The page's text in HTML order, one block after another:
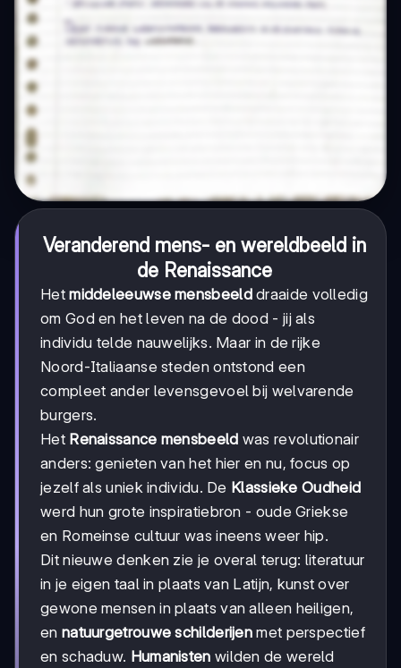
Veranderend mens- en wereldbeeld in
de Renaissance
Hetmiddeleeuwse mensbeelddraaide volledig
om God en het leven na de dood - jij als
individu telde nauwelijks. Maar in de rijke
Noord-Italiaanse steden ontstond een
compleet ander levensgevoel bij welvarende
burgers.
Het Renaissance mensbeeld was revolutionair
anders: genieten van het hier en nu, focus op
jezelf als uniek individu. De Klassieke Oudheid
werd hun grote inspiratiebron - oude Griekse
en Romeinse cultuur was ineens weer hip.
Dit nieuwe denken zie je overal terug: literatuur
in je eigen taal in plaats van Latijn, kunst over
gewone mensen in plaats van alleen heiligen,
en natuurgetrouwe schilderijen met perspectief
en schaduw. Humanisten wilden de wereld